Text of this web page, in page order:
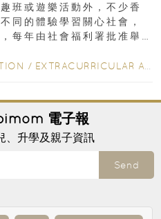
班或遊樂活動外，不少香
同的體驗學習關心社會，
每年由社會福利署批准舉
/ EXTRACURRICULAR ACTIVITIES
電子報
、升學及親子資訊
Send